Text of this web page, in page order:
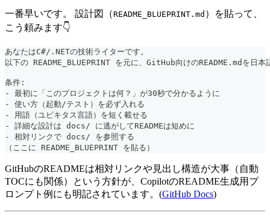
一番早いです。 設計図（README_BLUEPRINT.md ）を貼って、
こう頼みます👇
あなたはC#/.NETの技術ライターです。
以下の README_BLUEPRINT を元に、GitHub向けのREADME.mdを日本
条件:
- 最初に「このプロジェクトは何？」が30秒で分かるように
- 使い方（起動/テスト）を必ず入れる
- 用語（ユビキタス言語）を短く載せる
- 詳細な設計は docs/ に逃がしてREADMEは短めに
- 相対リンクで docs/ を参照する
（ここに README_BLUEPRINT を貼る）
GitHubのREADMEは相対リンクや見出し構造が大事（自動
TOCにも関係）という方針が、CopilotのREADME生成用プ
ロンプト例にも明記されています。(GitHub Docs)